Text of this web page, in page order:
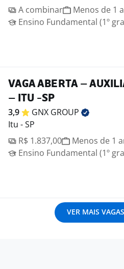
A combinar
Menos de 1
Ensino Fundamental (1º
VAGA ABERTA –
– ITU -SP
3,9 GNX GROUP
Itu - SP
R$ 1.837,00
Menos de 1
Ensino Fundamental (1º
VER MAIS